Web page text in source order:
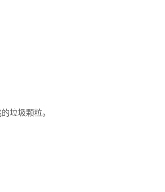
垃圾颗粒。